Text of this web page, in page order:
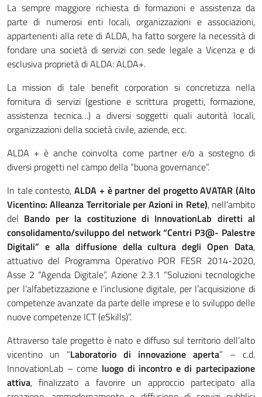
La sempre maggiore richiesta di formazioni e assistenza da
parte di numerosi enti locali, organizzazioni e associazioni,
appartenenti alla rete di ALDA, ha fatto sorgere la necessità di
fondare una società di servizi con sede legale a Vicenza e di
esclusiva proprietà di ALDA: ALDA+.
La mission di tale benefit corporation si concretizza nella
fornitura di servizi (gestione e scrittura progetti, formazione,
assistenza tecnica…) a diversi soggetti quali autorità locali,
organizzazioni della società civile, aziende, ecc.
ALDA + è anche coinvolta come partner e/o a sostegno di
diversi progetti nel campo della “buona governance”.
In tale contesto,ALDA + è partner del progetto AVATAR (Alto
Vicentino: Alleanza Territoriale per Azioni in Rete), nell’ambito
del Bando per la costituzione di InnovationLab diretti al
consolidamento/sviluppo del network “Centri P3@- Palestre
Digitali” e alla diffusione della cultura degli Open Data,
attuativo del Programma Operativo POR FESR 2014-2020,
Asse 2 “Agenda Digitale”, Azione 2.3.1 “Soluzioni tecnologiche
per l’alfabetizzazione e l’inclusione digitale, per l’acquisizione di
competenze avanzate da parte delle imprese e lo sviluppo delle
nuove competenze ICT (eSkills)”.
Attraverso tale progetto è nato e diffuso sul territorio dell’alto
vicentino un “Laboratorio di innovazione aperta” – c.d.
InnovationLab – come luogo di incontro e di partecipazione
attiva, finalizzato a favorire un approccio partecipato alla